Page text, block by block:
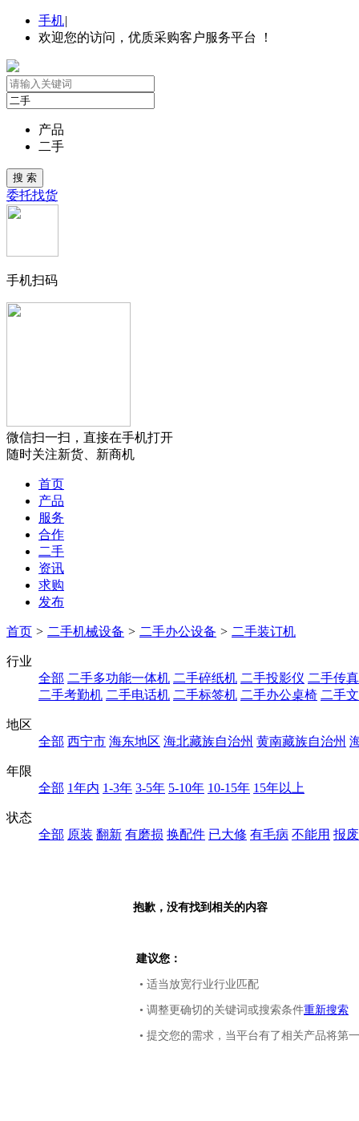
手机|
欢迎您的访问，优质采购客户服务平台 ！
产品
二手
委托找货
手机扫码
微信扫一扫，直接在手机打开
随时关注新货、新商机
首页
产品
服务
合作
二手
资讯
求购
发布
首页 > 二手机械设备 > 二手办公设备 > 二手装订机
行业
全部 二手多功能一体机 二手碎纸机 二手投影仪 二手传
二手考勤机 二手电话机 二手标签机 二手办公桌椅 二手
地区
全部 西宁市 海东地区 海北藏族自治州 黄南藏族自治州
年限
全部 1年内 1-3年 3-5年 5-10年 10-15年 15年以上
状态
全部 原装 翻新 有磨损 换配件 已大修 有毛病 不能用 报
抱歉，没有找到相关的内容
建议您：
• 适当放宽行业行业匹配
• 调整更确切的关键词或搜索条件重新搜索
• 提交您的需求，当平台有了相关产品将第